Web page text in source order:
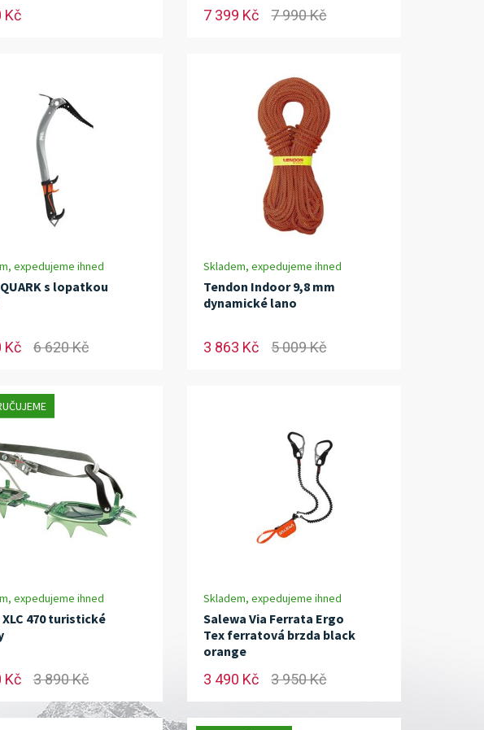
Kč 7 399 Kč 7 990 Kč
expedujeme ihned
s lopatkou
Kč 6 620 Kč
Skladem, expedujeme ihned
Tendon Indoor 9,8 mm
dynamické lano
3 863 Kč 5 009 Kč
expedujeme ihned
XLC 470 turistické
Kč 3 890 Kč
Skladem, expedujeme ihned
Salewa Via Ferrata Ergo
Tex ferratová brzda black
orange
3 490 Kč 3 950 Kč